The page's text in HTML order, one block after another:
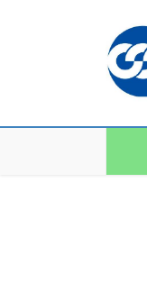
移
ン